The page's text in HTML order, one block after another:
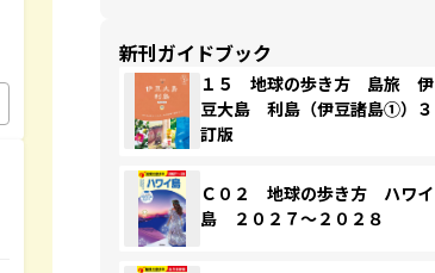
新刊ガイドブック
１５ 地球の歩き方 島旅 伊
豆大島 利島（伊豆諸島①）３
訂版
Ｃ０２ 地球の歩き方 ハワイ
島 ２０２７～２０２８